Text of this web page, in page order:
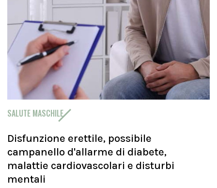
SALUTE MASCHILE
Disfunzione erettile, possibile
campanello d'allarme di diabete,
malattie cardiovascolari e disturbi
mentali